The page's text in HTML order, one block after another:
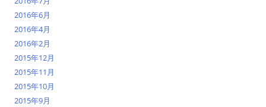
2016年6月
2016年4月
2016年2月
2015年12月
2015年11月
2015年10月
2015年9月